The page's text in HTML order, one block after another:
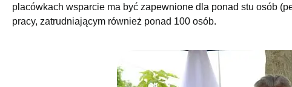
placówkach wsparcie ma być zapewnione dla ponad stu osób
pracy, zatrudniającym również ponad 100 osób.